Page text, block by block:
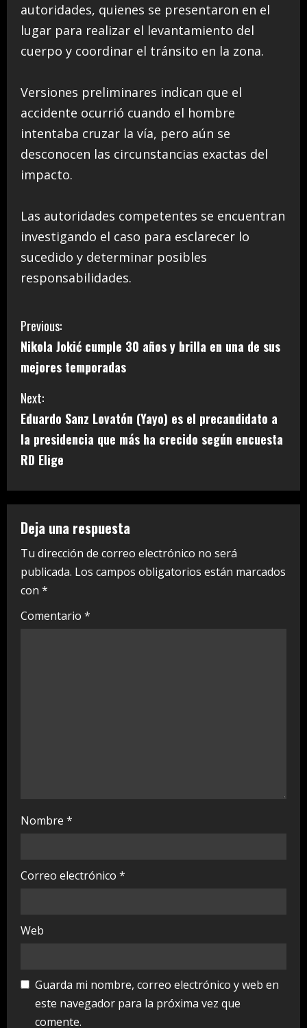
autoridades, quienes se presentaron en el
lugar para realizar el levantamiento del
cuerpo y coordinar el tránsito en la zona.
Versiones preliminares indican que el
accidente ocurrió cuando el hombre
intentaba cruzar la vía, pero aún se
desconocen las circunstancias exactas del
impacto.
Las autoridades competentes se encuentran
investigando el caso para esclarecer lo
sucedido y determinar posibles
responsabilidades.
C
o
n
t
i
n
u
e
R
e
a
Previous:
Nikola Jokić cumple 30 años y brilla en una de sus
mejores temporadas
Next:
Eduardo Sanz Lovatón (Yayo) es el precandidato a
la presidencia que más ha crecido según encuesta
RD Elige
Deja una respuesta
Tu dirección de correo electrónico no será
publicada. Los campos obligatorios están marcados
con *
Comentario *
Nombre *
Correo electrónico *
Web
Guarda mi nombre, correo electrónico y web en
este navegador para la próxima vez que
comente.